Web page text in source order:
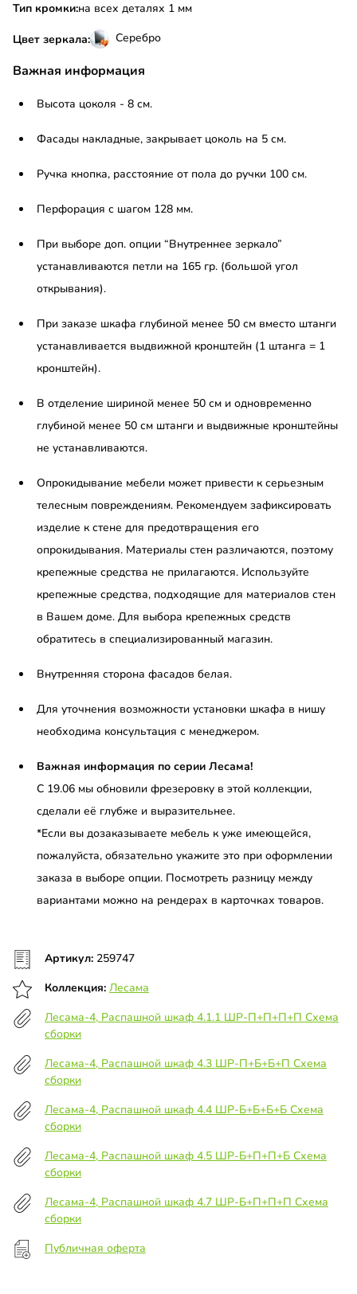
Тип кромки:на всех деталях 1 мм
Цвет зеркала: Серебро
Важная информация
Высота цоколя - 8 см.
Фасады накладные, закрывает цоколь на 5 см.
Ручка кнопка, расстояние от пола до ручки 100 см.
Перфорация с шагом 128 мм.
При выборе доп. опции “Внутреннее зеркало”
устанавливаются петли на 165 гр. (большой угол
открывания).
При заказе шкафа глубиной менее 50 см вместо штанги
устанавливается выдвижной кронштейн (1 штанга = 1
кронштейн).
В отделение шириной менее 50 см и одновременно
глубиной менее 50 см штанги и выдвижные кронштейны
не устанавливаются.
Опрокидывание мебели может привести к серьезным
телесным повреждениям. Рекомендуем зафиксировать
изделие к стене для предотвращения его
опрокидывания. Материалы стен различаются, поэтому
крепежные средства не прилагаются. Используйте
крепежные средства, подходящие для материалов стен
в Вашем доме. Для выбора крепежных средств
обратитесь в специализированный магазин.
Внутренняя сторона фасадов белая.
Для уточнения возможности установки шкафа в нишу
необходима консультация с менеджером.
Важная информация по серии Лесама!
С 19.06 мы обновили фрезеровку в этой коллекции,
сделали её глубже и выразительнее.
*Если вы дозаказываете мебель к уже имеющейся,
пожалуйста, обязательно укажите это при оформлении
заказа в выборе опции. Посмотреть разницу между
вариантами можно на рендерах в карточках товаров.
Артикул: 259747
Коллекция: Лесама
Лесама-4, Распашной шкаф 4.1.1 ШР-П+П+П+П Схема
сборки
Лесама-4, Распашной шкаф 4.3 ШР-П+Б+Б+П Схема
сборки
Лесама-4, Распашной шкаф 4.4 ШР-Б+Б+Б+Б Схема
сборки
Лесама-4, Распашной шкаф 4.5 ШР-Б+П+П+Б Схема
сборки
Лесама-4, Распашной шкаф 4.7 ШР-Б+П+П+П Схема
сборки
Публичная оферта